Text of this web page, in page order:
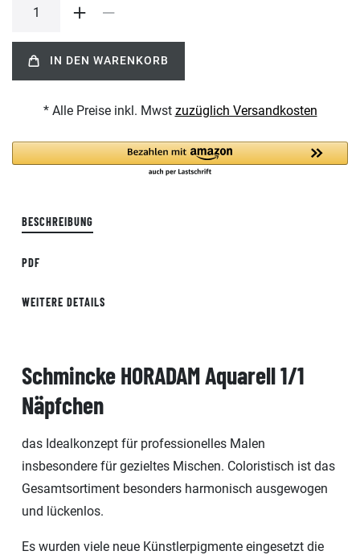
IN DEN WARENKORB
* Alle Preise inkl. Mwst zuzüglich Versandkosten
BESCHREIBUNG
PDF
WEITERE DETAILS
Schmincke HORADAM Aquarell 1/1
Näpfchen
das Idealkonzept für professionelles Malen
insbesondere für gezieltes Mischen. Coloristisch ist das
Gesamtsortiment besonders harmonisch ausgewogen
und lückenlos.
Es wurden viele neue Künstlerpigmente eingesetzt die